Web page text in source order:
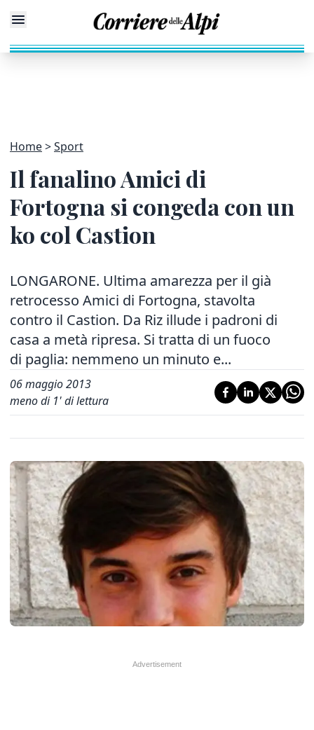
Home Sport
Il fanalino Amici di
Fortogna si congeda con un
ko col Castion
LONGARONE. Ultima amarezza per il già
retrocesso Amici di Fortogna, stavolta
contro il Castion. Da Riz illude i padroni di
casa a metà ripresa. Si tratta di un fuoco
di paglia: nemmeno un minuto e...
06 maggio 2013
meno di 1' di lettura